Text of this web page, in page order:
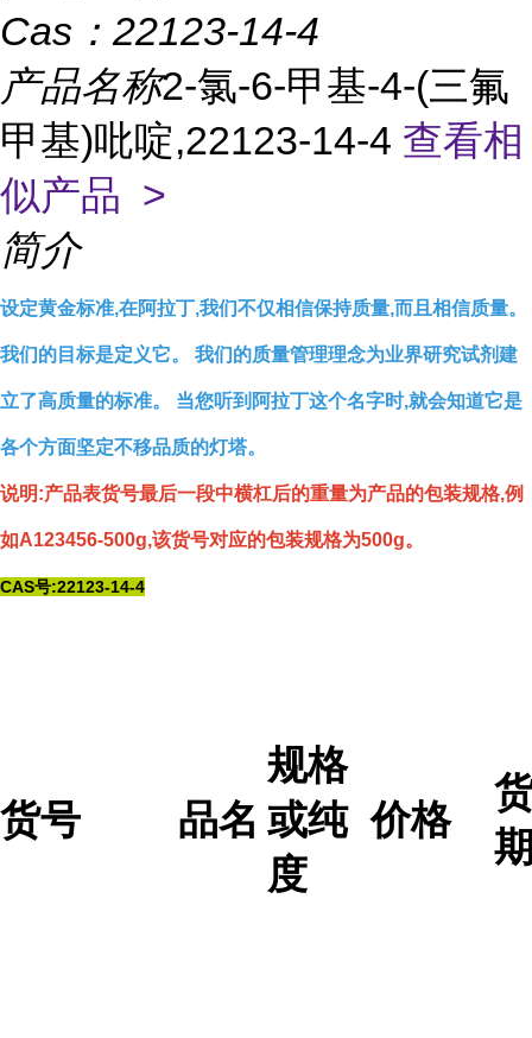
Cas： 22123-14-4
产品名称2-氯-6-甲基-4-(三氟
甲基)吡啶,22123-14-4 查看相
似产品 >
简介
设定黄金标准,在阿拉丁,我们不仅相信保持质量,而且相信质量。
我们的目标是定义它。 我们的质量管理理念为业界研究试剂建
立了高质量的标准。 当您听到阿拉丁这个名字时,就会知道它是
各个方面坚定不移品质的灯塔。
说明:产品表货号最后一段中横杠后的重量为产品的包装规格,例
如A123456-500g,该货号对应的包装规格为500g。
CAS号:22123-14-4
货号 品名
规格
或纯
度
价格